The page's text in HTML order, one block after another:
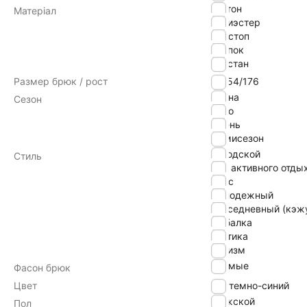
Матеріал
коттон
полиэстер
рипстоп
хлопок
эластан
Размер брюк / рост
52-54/176
Сезон
Весна
Лето
Осень
Демисезон
Стиль
городской
для активного
дснс
молодежный
повседневный
рыбалка
тактика
туризм
Фасон брюк
прямые
Цвет
темно-синий
Пол
Мужской